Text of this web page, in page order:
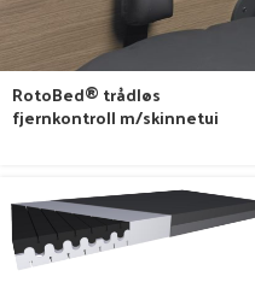
RotoBed® trådløs
fjernkontroll m/skinnetui